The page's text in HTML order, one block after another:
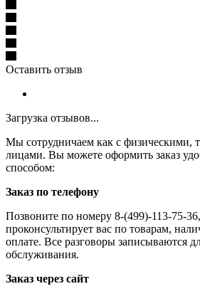
Оставить отзыв
Загрузка отзывов...
Мы сотрудничаем как с физическими,
лицами. Вы можете оформить заказ
способом:
Заказ по телефону
Позвоните по номеру 8-(499)-113-75-
проконсультирует вас по товарам,
оплате. Все разговоры записываются
обслуживания.
Заказ через сайт